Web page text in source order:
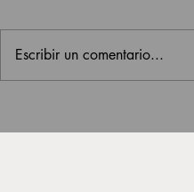
Escribir un comentario...